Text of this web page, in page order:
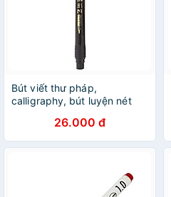
Bút viết thư pháp,
calligraphy, bút luyện nét
26.000 đ